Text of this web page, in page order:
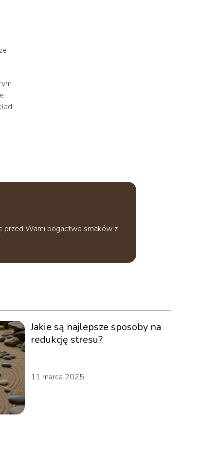
przed Wami bogactwo smaków z
Jakie są najlepsze sposoby na
redukcję stresu?
11 marca 2025